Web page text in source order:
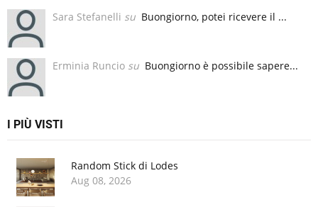
Sara Stefanelli su Buongiorno, potei ricevere il ...
Erminia Runcio su Buongiorno è possibile sapere...
I PIÙ VISTI
Random Stick di Lodes
Aug 08, 2026